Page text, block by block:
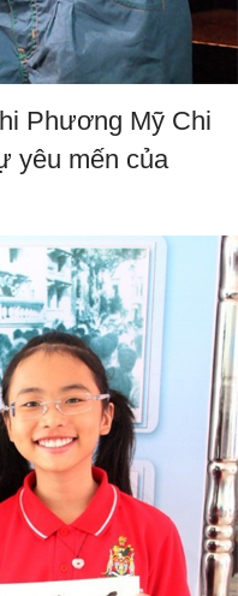
Phương Mỹ Chi
yêu mến của